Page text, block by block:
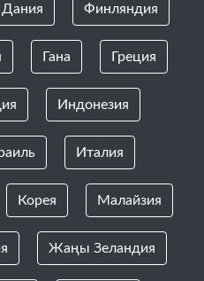
Дания Финляндия
Гана Греция
Индонезия
Италия
Корея Малайзия
Жаңы Зеландия